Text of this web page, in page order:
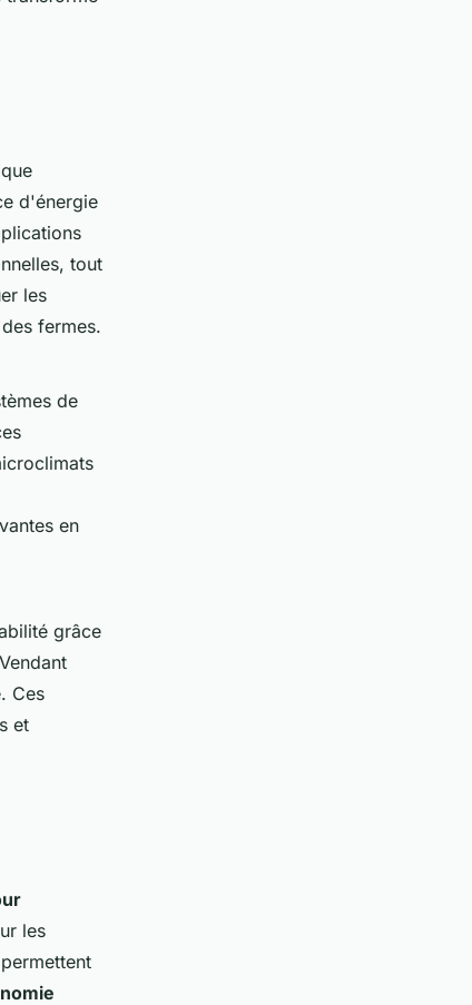
d'énergie
tout
les
fermes.
de
en
grâce
Ces
et
les